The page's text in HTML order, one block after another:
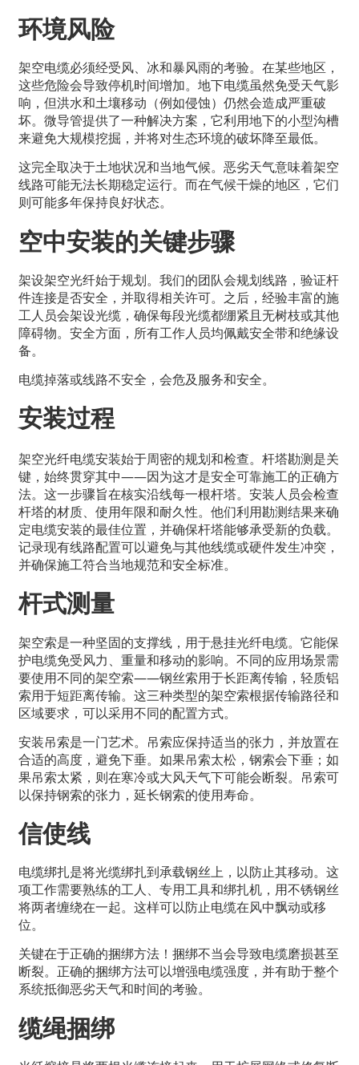
环境风险
架空电缆必须经受风、冰和暴风雨的考验。在某些地区，
这些危险会导致停机时间增加。地下电缆虽然免受天气影
响，但洪水和土壤移动（例如侵蚀）仍然会造成严重破
坏。微导管提供了一种解决方案，它利用地下的小型沟槽
来避免大规模挖掘，并将对生态环境的破坏降至最低。
这完全取决于土地状况和当地气候。恶劣天气意味着架空
线路可能无法长期稳定运行。而在气候干燥的地区，它们
则可能多年保持良好状态。
空中安装的关键步骤
架设架空光纤始于规划。我们的团队会规划线路，验证杆
件连接是否安全，并取得相关许可。之后，经验丰富的施
工人员会架设光缆，确保每段光缆都绷紧且无树枝或其他
障碍物。安全方面，所有工作人员均佩戴安全带和绝缘设
备。
电缆掉落或线路不安全，会危及服务和安全。
安装过程
架空光纤电缆安装始于周密的规划和检查。杆塔勘测是关
键，始终贯穿其中——因为这才是安全可靠施工的正确方
法。这一步骤旨在核实沿线每一根杆塔。安装人员会检查
杆塔的材质、使用年限和耐久性。他们利用勘测结果来确
定电缆安装的最佳位置，并确保杆塔能够承受新的负载。
记录现有线路配置可以避免与其他线缆或硬件发生冲突，
并确保施工符合当地规范和安全标准。
杆式测量
架空索是一种坚固的支撑线，用于悬挂光纤电缆。它能保
护电缆免受风力、重量和移动的影响。不同的应用场景需
要使用不同的架空索——钢丝索用于长距离传输，轻质铝
索用于短距离传输。这三种类型的架空索根据传输路径和
区域要求，可以采用不同的配置方式。
安装吊索是一门艺术。吊索应保持适当的张力，并放置在
合适的高度，避免下垂。如果吊索太松，钢索会下垂；如
果吊索太紧，则在寒冷或大风天气下可能会断裂。吊索可
以保持钢索的张力，延长钢索的使用寿命。
信使线
电缆绑扎是将光缆绑扎到承载钢丝上，以防止其移动。这
项工作需要熟练的工人、专用工具和绑扎机，用不锈钢丝
将两者缠绕在一起。这样可以防止电缆在风中飘动或移
位。
关键在于正确的捆绑方法！捆绑不当会导致电缆磨损甚至
断裂。正确的捆绑方法可以增强电缆强度，并有助于整个
系统抵御恶劣天气和时间的考验。
缆绳捆绑